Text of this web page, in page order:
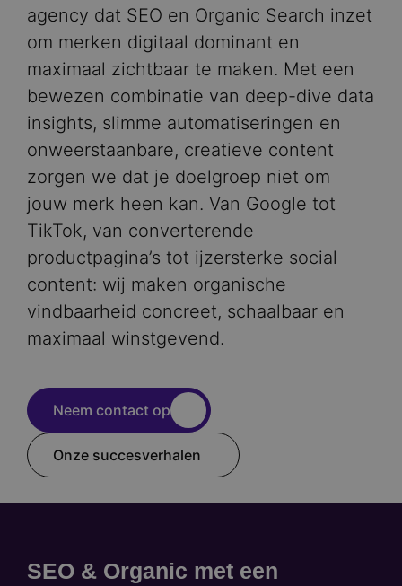
agency dat SEO en Organic Search inzet
om merken digitaal dominant en
maximaal zichtbaar te maken. Met een
bewezen combinatie van deep-dive data
insights, slimme automatiseringen en
onweerstaanbare, creatieve content
zorgen we dat je doelgroep niet om
jouw merk heen kan. Van Google tot
TikTok, van converterende
productpagina’s tot ijzersterke social
content: wij maken organische
vindbaarheid concreet, schaalbaar en
maximaal winstgevend.
Neem contact op
Onze succesverhalen
SEO & Organic met een